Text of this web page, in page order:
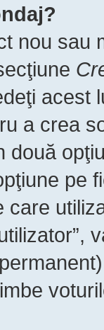
nou sau
acest
a crea
două
pe
care